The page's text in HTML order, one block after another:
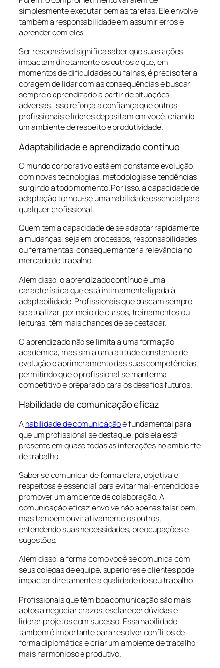
simplesmente executar bem as tarefas. Ele envolve
também a responsabilidade em assumir erros e
aprender com eles.
Ser responsável significa saber que suas ações
impactam diretamente os outros e que, em
momentos de dificuldades ou falhas, é preciso ter a
coragem de lidar com as consequências e buscar
sempre o aprendizado a partir de situações
adversas. Isso reforça a confiança que outros
profissionais e líderes depositam em você, criando
um ambiente de respeito e produtividade.
Adaptabilidade e aprendizado contínuo
O mundo corporativo está em constante evolução,
com novas tecnologias, metodologias e tendências
surgindo a todo momento. Por isso, a capacidade de
adaptação tornou-se uma habilidade essencial para
qualquer profissional.
Quem tem a capacidade de se adaptar rapidamente
a mudanças, seja em processos, responsabilidades
ou ferramentas, consegue manter a relevância no
mercado de trabalho.
Além disso, o aprendizado contínuo é uma
característica que está intimamente ligada à
adaptabilidade. Profissionais que buscam sempre
se atualizar, por meio de cursos, treinamentos ou
leituras, têm mais chances de se destacar.
O aprendizado não se limita a uma formação
acadêmica, mas sim a uma atitude constante de
evolução e aprimoramento das suas competências,
permitindo que o profissional se mantenha
competitivo e preparado para os desafios futuros.
Habilidade de comunicação eficaz
Ahabilidade de comunicaçãoé fundamental para
que um profissional se destaque, pois ela está
presente em quase todas as interações no ambiente
de trabalho.
Saber se comunicar de forma clara, objetiva e
respeitosa é essencial para evitar mal-entendidos e
promover um ambiente de colaboração. A
comunicação eficaz envolve não apenas falar bem,
mas também ouvir ativamente os outros,
entendendo suas necessidades, preocupações e
sugestões.
Além disso, a forma como você se comunica com
seus colegas de equipe, superiores e clientes pode
impactar diretamente a qualidade do seu trabalho.
Profissionais que têm boa comunicação são mais
aptos a negociar prazos, esclarecer dúvidas e
liderar projetos com sucesso. Essa habilidade
também é importante para resolver conflitos de
forma diplomática e criar um ambiente de trabalho
mais harmonioso e produtivo.